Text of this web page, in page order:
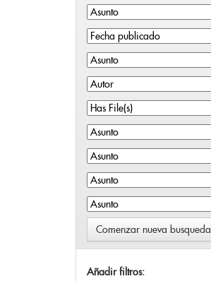
Comenzar nueva busqueda
Añadir filtros: